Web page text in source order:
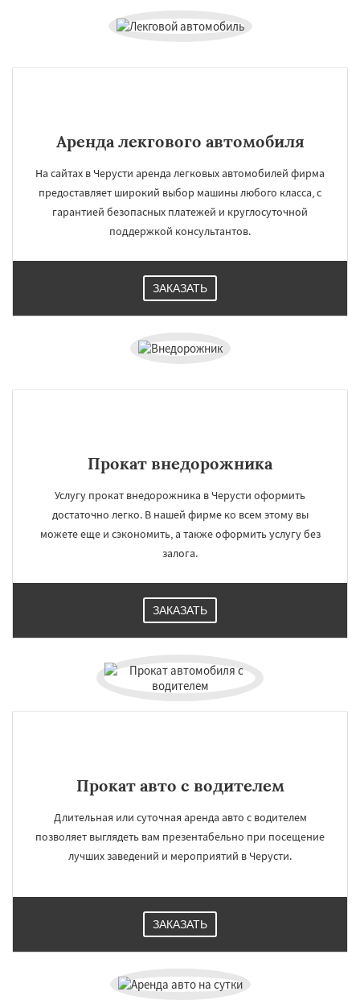
Аренда лекгового автомобиля
На сайтах в Черусти аренда легковых автомобилей фирма
предоставляет широкий выбор машины любого класса, с
гарантией безопасных платежей и круглосуточной
поддержкой консультантов.
ЗАКАЗАТЬ
Прокат внедорожника
Услугу прокат внедорожника в Черусти оформить
достаточно легко. В нашей фирме ко всем этому вы
можете еще и сэкономить, а также оформить услугу без
залога.
ЗАКАЗАТЬ
Прокат авто с водителем
Длительная или суточная аренда авто с водителем
позволяет выглядеть вам презентабельно при посещение
лучших заведений и мероприятий в Черусти.
ЗАКАЗАТЬ